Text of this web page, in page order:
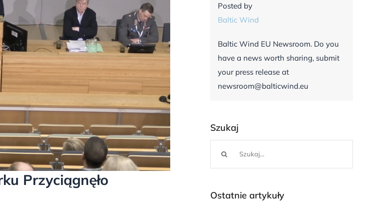
Przyciągnęło
Posted by
Baltic Wind
Baltic Wind EU Newsroom. Do you
have a news worth sharing, submit
your press release at
newsroom@balticwind.eu
Szukaj
Ostatnie artykuły